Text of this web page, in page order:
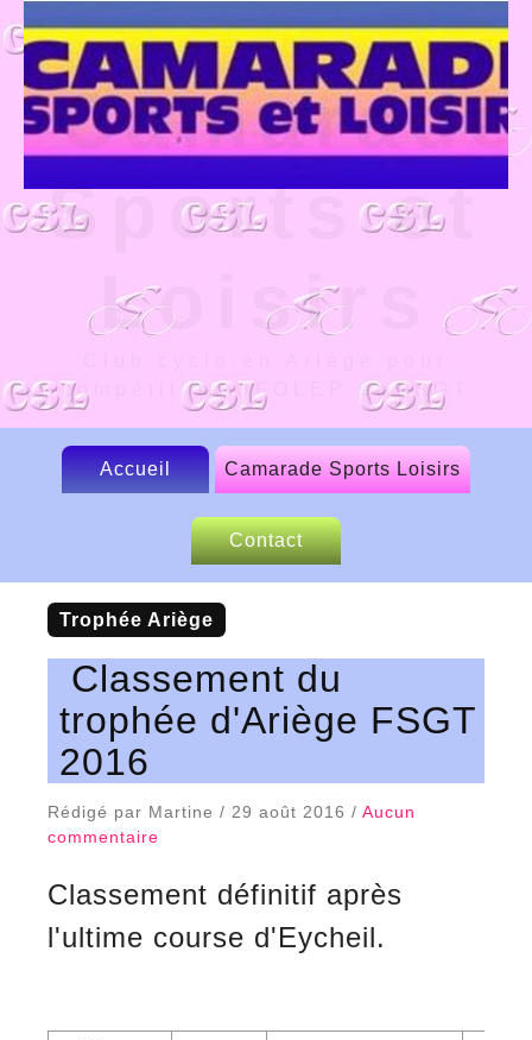
Camarade
Sports et
Loisirs
compétition UFOLEP et FSGT
Accueil Camarade Sports Loisirs
Le CSL
Nos sponsors
Articles de presse
Contact
trophée Ariège
Classement du
trophée d'Ariège FSGT
2016
Rédigé par Martine / 29 août 2016 / Aucun
commentaire
Classement définitif après
l'ultime course d'Eycheil.